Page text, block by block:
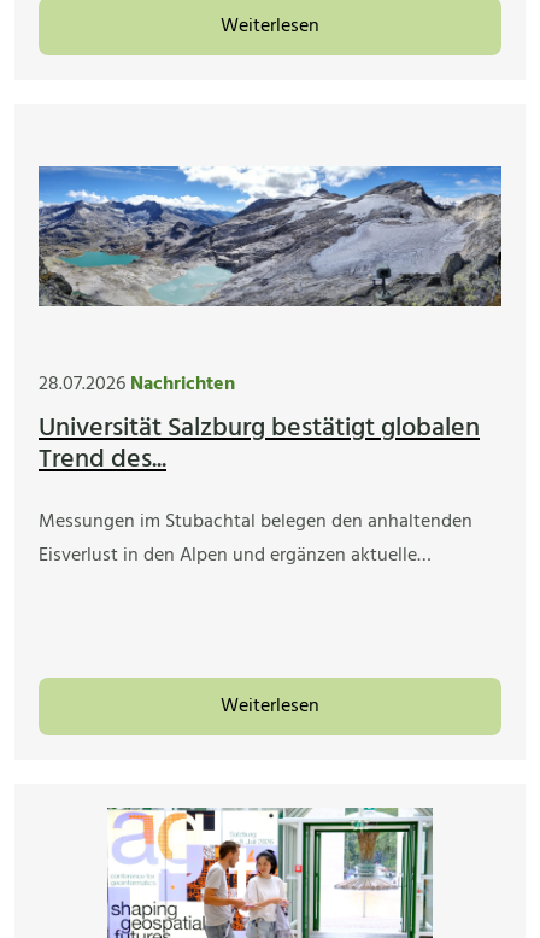
Weiterlesen
28.07.2026Nachrichten
Universität Salzburg bestätigt globalen
Trend des...
Messungen im Stubachtal belegen den anhaltenden
Eisverlust in den Alpen und ergänzen aktuelle…
Weiterlesen